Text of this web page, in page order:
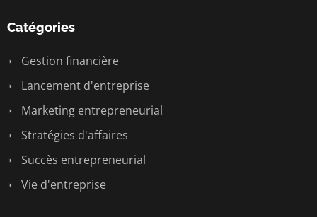
Catégories
Gestion financière
Lancement d'entreprise
Marketing entrepreneurial
Stratégies d'affaires
Succès entrepreneurial
Vie d'entreprise